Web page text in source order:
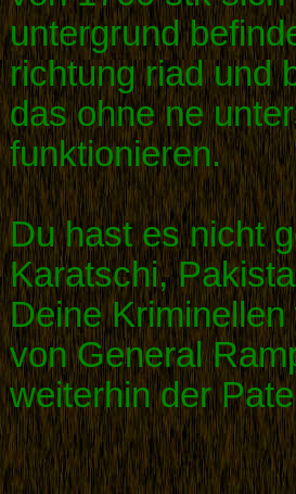
untergrund
richtung riad und
das ohne ne
funktionieren.
Du hast es nicht
Karatschi,
Deine
von General
weiterhin der